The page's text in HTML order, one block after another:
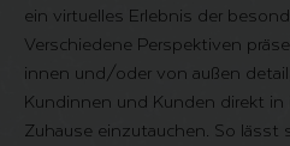
ein virtuelles Erlebnis der
Verschiedene Perspektiven
innen und/oder von außen
Kundinnen und Kunden direkt
Zuhause einzutauchen. So lässt